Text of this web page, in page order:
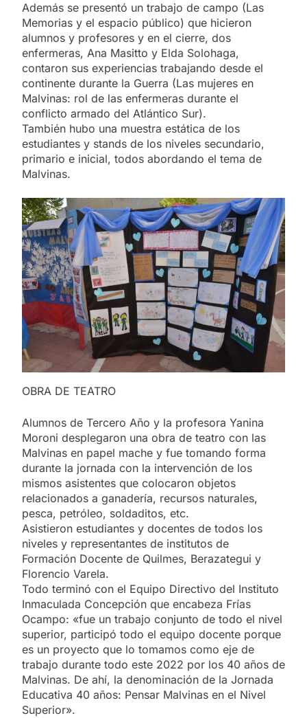
Además se presentó un trabajo de campo (Las
Memorias y el espacio público) que hicieron
alumnos y profesores y en el cierre, dos
enfermeras, Ana Masitto y Elda Solohaga,
contaron sus experiencias trabajando desde el
continente durante la Guerra (Las mujeres en
Malvinas: rol de las enfermeras durante el
conflicto armado del Atlántico Sur).
También hubo una muestra estática de los
estudiantes y stands de los niveles secundario,
primario e inicial, todos abordando el tema de
Malvinas.
OBRA DE TEATRO
Alumnos de Tercero Año y la profesora Yanina
Moroni desplegaron una obra de teatro con las
Malvinas en papel mache y fue tomando forma
durante la jornada con la intervención de los
mismos asistentes que colocaron objetos
relacionados a ganadería, recursos naturales,
pesca, petróleo, soldaditos, etc.
Asistieron estudiantes y docentes de todos los
niveles y representantes de institutos de
Formación Docente de Quilmes, Berazategui y
Florencio Varela.
Todo terminó con el Equipo Directivo del Instituto
Inmaculada Concepción que encabeza Frías
Ocampo: «fue un trabajo conjunto de todo el nivel
superior, participó todo el equipo docente porque
es un proyecto que lo tomamos como eje de
trabajo durante todo este 2022 por los 40 años de
Malvinas. De ahí, la denominación de la Jornada
Educativa 40 años: Pensar Malvinas en el Nivel
Superior».